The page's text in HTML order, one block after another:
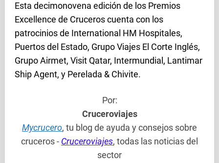
Esta decimonovena edición de los Premios
Excellence de Cruceros cuenta con los
patrocinios de International HM Hospitales,
Puertos del Estado, Grupo Viajes El Corte Inglés,
Grupo Airmet, Visit Qatar, Intermundial, Lantimar
Ship Agent, y Perelada & Chivite.
Por:
Cruceroviajes
Mycrucero, tu blog de ayuda y consejos sobre
cruceros - Cruceroviajes, todas las noticias del
sector